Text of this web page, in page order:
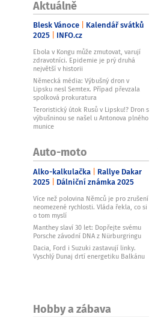
Aktuálně
Blesk Vánoce Kalendář svátků
2025 INFO.cz
Ebola v Kongu může zmutovat, varují
zdravotníci. Epidemie je prý druhá
největší v historii
Německá média: Výbušný dron v
Lipsku nesl Semtex. Případ převzala
spolková prokuratura
Teroristický útok Rusů v Lipsku!? Dron s
výbušninou se našel u Antonova plného
munice
Auto-moto
Alko-kalkulačka Rallye Dakar
2025 Dálniční známka 2025
Více než polovina Němců je pro zrušení
neomezené rychlosti. Vláda řekla, co si
o tom myslí
Manthey slaví 30 let: Dopřejte svému
Porsche závodní DNA z Nürburgringu
Dacia, Ford i Suzuki zastavují linky.
Vyschlý Dunaj drtí energetiku Balkánu
Hobby a zábava